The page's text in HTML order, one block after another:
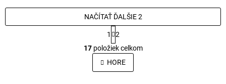
O
v
l
á
NAČÍTAŤ ĎALŠIE 2
S
t
r
á
n
k
1
2
17položiek celkom
HORE